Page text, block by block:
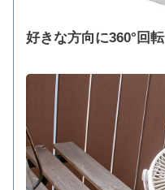
好きな方向に360°回転